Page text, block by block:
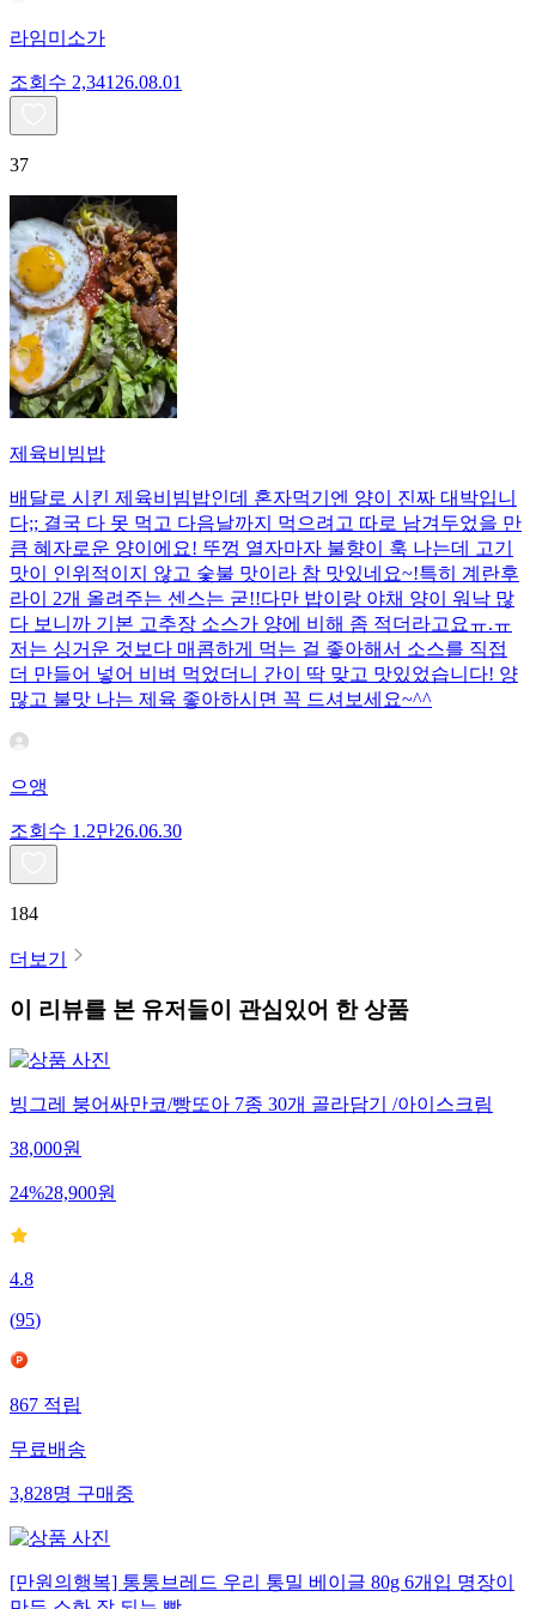
라임미소가
조회수 2,341 26.08.01
37
제육비빔밥
배달로 시킨 제육비빔밥인데 혼자먹기엔 양이 진짜 대박입니
다;; 결국 다 못 먹고 다음날까지 먹으려고 따로 남겨두었을 만
큼 혜자로운 양이에요! 뚜껑 열자마자 불향이 훅 나는데 고기
맛이 인위적이지 않고 숯불 맛이라 참 맛있네요~!특히 계란후
라이 2개 올려주는 센스는 굳!! ​다만 밥이랑 야채 양이 워낙 많
다 보니까 기본 고추장 소스가 양에 비해 좀 적더라고요ㅠ.ㅠ
저는 싱거운 것보다 매콤하게 먹는 걸 좋아해서 소스를 직접
더 만들어 넣어 비벼 먹었더니 간이 딱 맞고 맛있었습니다! 양
많고 불맛 나는 제육 좋아하시면 꼭 드셔보세요~^^
으앵
조회수 1.2만26.06.30
184
더보기
이 리뷰를 본 유저들이 관심있어 한 상품
빙그레 붕어싸만코/빵또아 7종 30개 골라담기 /아이스크림
38,000원
24%28,900원
4.8
(95)
867 적립
무료배송
3,828명 구매중
[만원의행복] 통통브레드 우리 통밀 베이글 80g 6개입 명장이